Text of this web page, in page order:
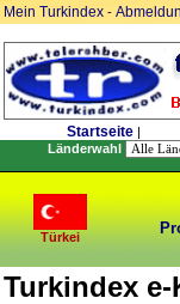
Mein Turkindex -
Startseite |
Länderwahl
Türkei
Turkindex e-